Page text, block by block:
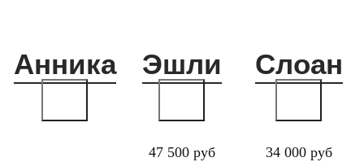
Анника
47 500 руб
Эшли
34 000 руб
Слоан